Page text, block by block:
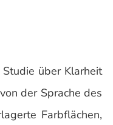
über Klarheit
der Sprache des
Farbflächen,